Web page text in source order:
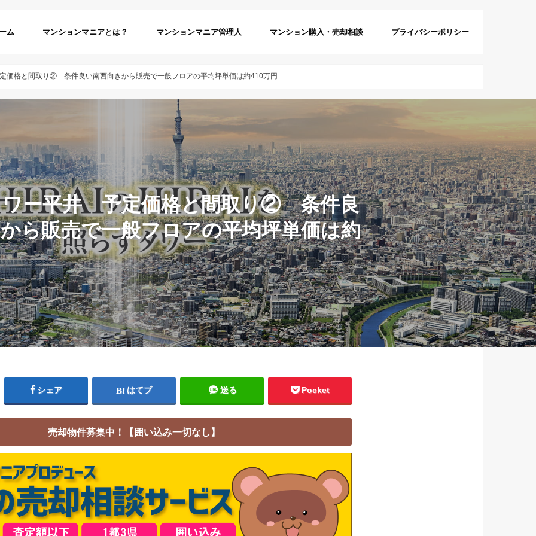
ム マンションマニアとは？ マンションマニア管理人 マンション購入・売却相談 プライバシーポリシー
価格と間取り② 条件良い南西向きから販売で一般フロアの平均坪単価は約410万円
ワー平井 予定価格と間取り② 条件良
ら販売で一般フロアの平均坪単価は約
シェア はてブ 送る Pocket
売却物件募集中！【囲い込み一切なし】